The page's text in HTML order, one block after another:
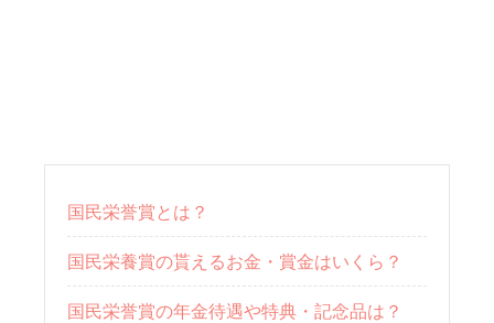
国民栄誉賞とは？
国民栄養賞の貰えるお金・賞金はいくら？
国民栄誉賞の年金待遇や特典・記念品は？